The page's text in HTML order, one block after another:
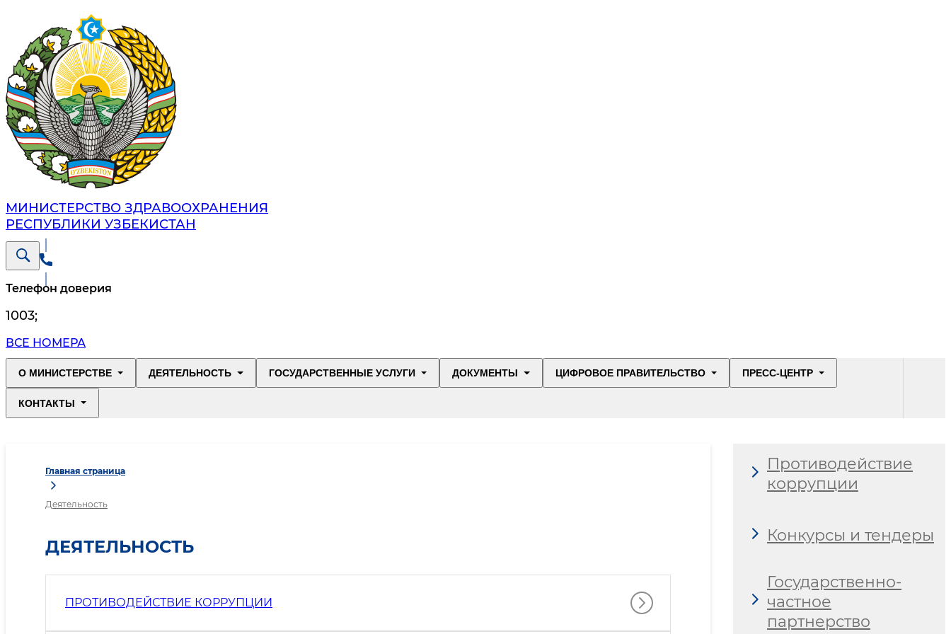
МИНИСТЕРСТВО ЗДРАВООХРАНЕНИЯ
РЕСПУБЛИКИ УЗБЕКИСТАН
Телефон доверия
1003;
ВСЕ НОМЕРА
О МИНИСТЕРСТВЕ ДЕЯТЕЛЬНОСТЬ ГОСУДАРСТВЕННЫЕ УСЛУГИ ДОКУМЕНТЫ ЦИФРОВОЕ ПРАВИТЕЛЬСТВО ПРЕСС-ЦЕНТР
КОНТАКТЫ
Главная страница
Деятельность
ДЕЯТЕЛЬНОСТЬ
ПРОТИВОДЕЙСТВИЕ КОРРУПЦИИ
Противодействие
коррупции
Конкурсы и тендеры
Государственно-
частное
партнерство